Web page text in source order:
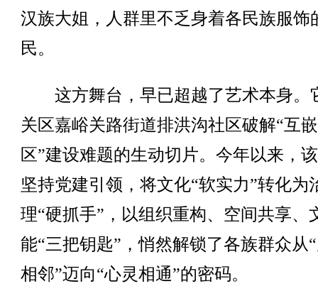
汉族大姐，人群里不乏身着各民族服饰
民。
这方舞台，早已超越了艺术本身。
关区嘉峪关路街道排洪沟社区破解“互
区”建设难题的生动切片。今年以来，
坚持党建引领，将文化“软实力”转化为
理“硬抓手”，以组织重构、空间共享、
能“三把钥匙”，悄然解锁了各族群众从
相邻”迈向“心灵相通”的密码。